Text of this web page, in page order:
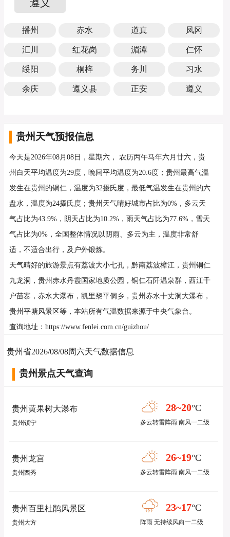
遵义
播州 赤水 道真 凤冈
汇川 红花岗 湄潭 仁怀
绥阳 桐梓 务川 习水
余庆 遵义县 正安 遵义
贵州天气预报信息
今天是2026年08月08日，星期六， 农历丙午马年六月廿六，贵
州白天平均温度为29度，晚间平均温度为20.6度；贵州最高气温
发生在贵州的铜仁，温度为32摄氏度，最低气温发生在贵州的六
盘水，温度为24摄氏度；贵州天气晴好城市占比为0%，多云天
气占比为43.9%，阴天占比为10.2%，雨天气占比为77.6%，雪天
气占比为0%，全国整体情况以阴雨、多云为主，温度非常舒
适，不适合出行，及户外锻炼。
天气晴好的旅游景点有荔波大小七孔，黔南荔波樟江，贵州铜仁
九龙洞，贵州赤水丹霞国家地质公园，铜仁石阡温泉群，西江千
户苗寨，赤水大瀑布，凯里黎平侗乡，贵州赤水十丈洞大瀑布，
贵州平塘风景区等，本站所有气温数据来源于中央气象台。
查询地址：https://www.fenlei.com.cn/guizhou/
贵州省2026/08/08周六天气数据信息
贵州景点天气查询
贵州黄果树大瀑布
贵州镇宁
28~20°C
多云转雷阵雨 南风一二级
贵州龙宫
贵州西秀
26~19°C
多云转雷阵雨 南风一二级
贵州百里杜鹃风景区
贵州大方
23~17°C
阵雨 无持续风向一二级